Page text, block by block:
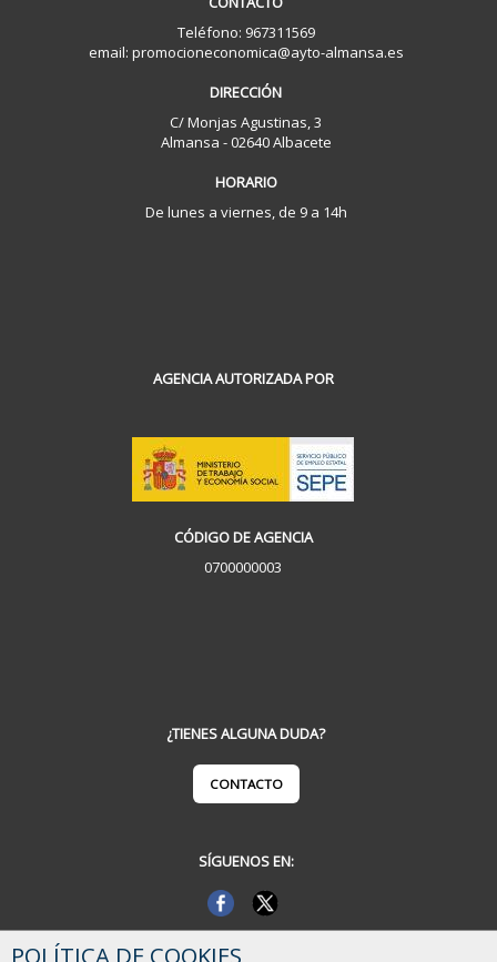
Teléfono: 967311569
email: promocioneconomica@ayto-almansa.es
DIRECCIÓN
C/ Monjas Agustinas, 3
Almansa - 02640 Albacete
HORARIO
De lunes a viernes, de 9 a 14h
AGENCIA AUTORIZADA POR
CÓDIGO DE AGENCIA
0700000003
¿TIENES ALGUNA DUDA?
CONTACTO
SÍGUENOS EN:
POLÍTICA DE COOKIES